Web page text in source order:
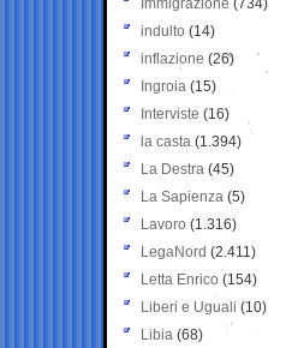
Immigrazione (734)
indulto (14)
inflazione (26)
Ingroia (15)
Interviste (16)
la casta (1.394)
La Destra (45)
La Sapienza (5)
Lavoro (1.316)
LegaNord (2.411)
Letta Enrico (154)
Liberi e Uguali (10)
Libia (68)